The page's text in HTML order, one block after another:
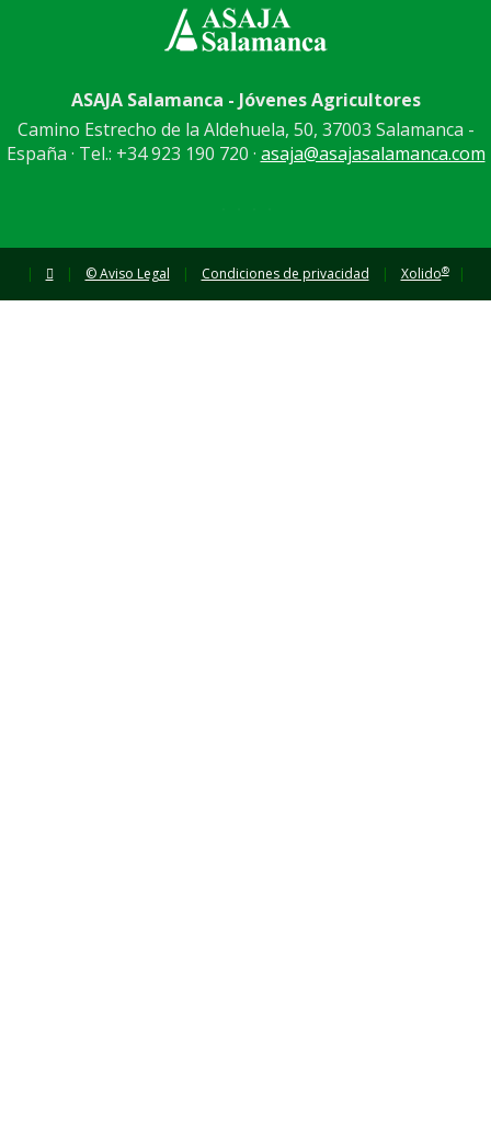
ASAJA Salamanca - Jóvenes Agricultores
Camino Estrecho de la Aldehuela, 50, 37003 Salamanca -
España · Tel.: +34 923 190 720 · asaja@asajasalamanca.com
| | © Aviso Legal | Condiciones de privacidad | Xolido® |